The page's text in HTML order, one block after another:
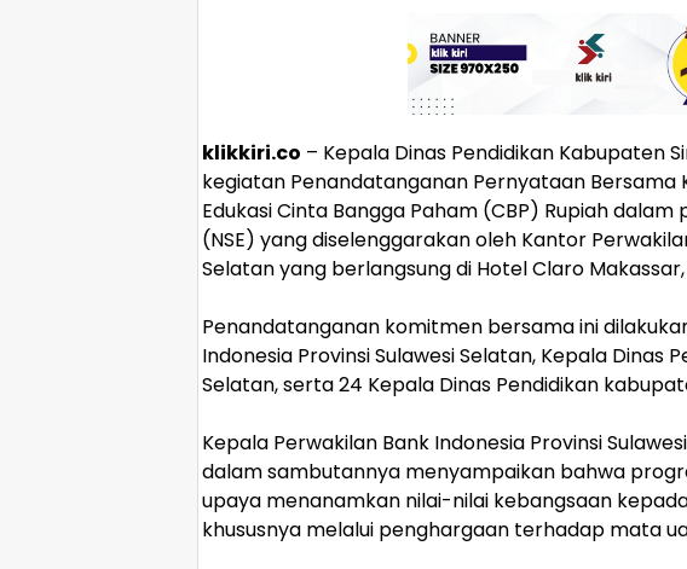
klikkiri.co – Kepala Dinas Pendidikan Kabupaten
kegiatan Penandatanganan Pernyataan Bersama
Edukasi Cinta Bangga Paham (CBP) Rupiah
(NSE) yang diselenggarakan oleh Kantor
Selatan yang berlangsung di Hotel Claro
‎Penandatanganan komitmen bersama ini
Indonesia Provinsi Sulawesi Selatan, Kepala Dinas
Selatan, serta 24 Kepala Dinas Pendidikan
‎Kepala Perwakilan Bank Indonesia Provinsi
dalam sambutannya menyampaikan bahwa
upaya menanamkan nilai-nilai kebangsaan
khususnya melalui penghargaan terhadap mata